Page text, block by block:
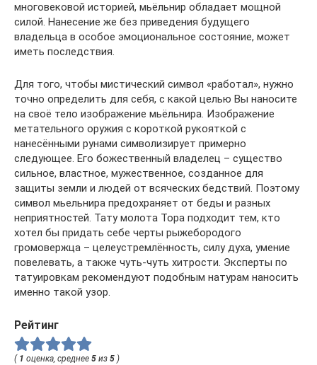
многовековой историей, мьёльнир обладает мощной
силой. Нанесение же без приведения будущего
владельца в особое эмоциональное состояние, может
иметь последствия.
Для того, чтобы мистический символ «работал», нужно
точно определить для себя, с какой целью Вы наносите
на своё тело изображение мьёльнира. Изображение
метательного оружия с короткой рукояткой с
нанесёнными рунами символизирует примерно
следующее. Его божественный владелец – существо
сильное, властное, мужественное, созданное для
защиты земли и людей от всяческих бедствий. Поэтому
символ мьельнира предохраняет от беды и разных
неприятностей. Тату молота Тора подходит тем, кто
хотел бы придать себе черты рыжебородого
громовержца – целеустремлённость, силу духа, умение
повелевать, а также чуть-чуть хитрости. Эксперты по
татуировкам рекомендуют подобным натурам наносить
именно такой узор.
Рейтинг
( 1 оценка, среднее 5 из 5 )